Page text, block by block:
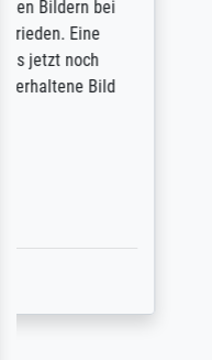
Rundum
des Auftrags
angekündigte
letztlich sogar
Qualität des
(Farben,
sondern
damit ein